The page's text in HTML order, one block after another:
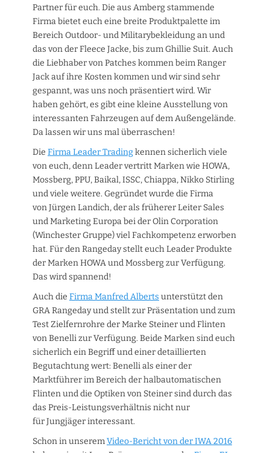
Partner für euch. Die aus Amberg stammende
Firma bietet euch eine breite Produktpalette im
Bereich Outdoor- und Militarybekleidung an und
das von der Fleece Jacke, bis zum Ghillie Suit. Auch
die Liebhaber von Patches kommen beim Ranger
Jack auf ihre Kosten kommen und wir sind sehr
gespannt, was uns noch präsentiert wird. Wir
haben gehört, es gibt eine kleine Ausstellung von
interessanten Fahrzeugen auf dem Außengelände.
Da lassen wir uns mal überraschen!
Die Firma Leader Tradingkennen sicherlich viele
von euch, denn Leader vertritt Marken wie HOWA,
Mossberg, PPU, Baikal, ISSC, Chiappa, Nikko Stirling
und viele weitere. Gegründet wurde die Firma
von Jürgen Landich, der als früherer Leiter Sales
und Marketing Europa bei der Olin Corporation
(Winchester Gruppe) viel Fachkompetenz erworben
hat. Für den Rangeday stellt euch Leader Produkte
der Marken HOWA und Mossberg zur Verfügung.
Das wird spannend!
Auch die Firma Manfred Alberts unterstützt den
GRA Rangeday und stellt zur Präsentation und zum
Test Zielfernrohre der Marke Steiner und Flinten
von Benelli zur Verfügung. Beide Marken sind euch
sicherlich ein Begriff und einer detaillierten
Begutachtung wert: Benelli als einer der
Marktführer im Bereich der halbautomatischen
Flinten und die Optiken von Steiner sind durch das
das Preis-Leistungsverhältnis nicht nur
für Jungjäger interessant.
Schon in unseremVideo-Bericht von der IWA 2016